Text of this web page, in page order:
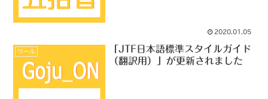
2020.01.05
ツール
「JTF日本語標準スタイルガイド
（翻訳用）」が更新されました